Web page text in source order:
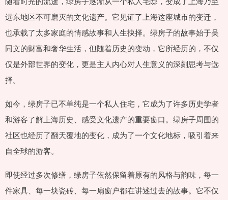
远东地区不可磨灭的文化遗产。它见证了上海这座城市的变迁，
也承载了太多家庭的情感故事和人生抉择。绿房子的故事始于吴
同文的财富和奢华生活，但随着历史的变动，它所经历的，不仅
仅是外部世界的变化，更是主人内心对人生意义的深刻思考与选
择。
如今，绿房子已不单纯是一个私人住宅，它成为了许多历史学者
和游客了解上海历史、感受文化遗产的重要窗口。绿房子周围的
社区也经历了翻天覆地的变化，成为了一个文化地标，吸引着来
自全球的游客。
即使经过多次修缮，绿房子依然保留着原有的风格与韵味，每一
件家具、每一块瓷砖、每一扇窗户都在讲述过去的故事。它不仅